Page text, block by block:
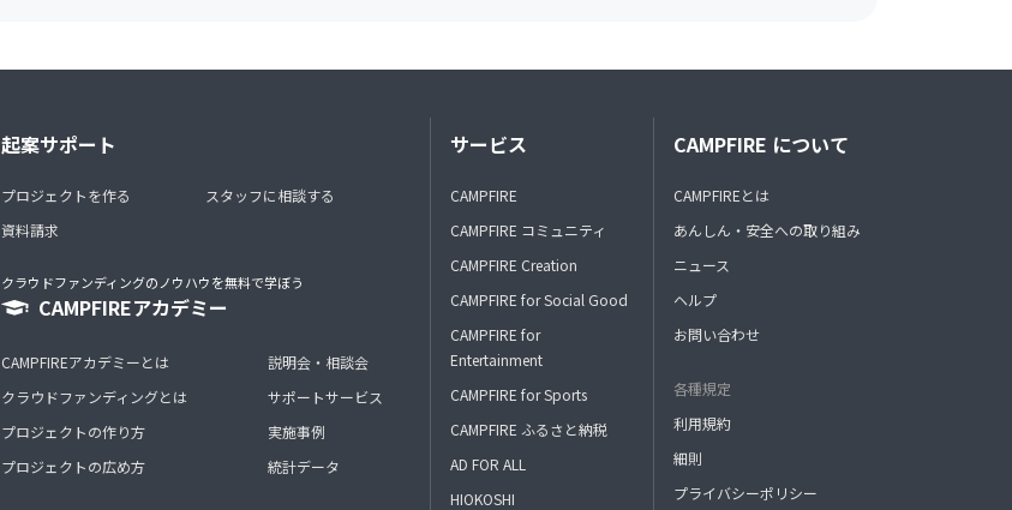
起案サポート
プロジェクトを作る
資料請求
スタッフに相談する
クラウドファンディングのノウハウを無料で学ぼう
CAMPFIREアカデミー
CAMPFIREアカデミーとは
クラウドファンディングとは
プロジェクトの作り方
プロジェクトの広め方
説明会・相談会
サポートサービス
実施事例
統計データ
サービス
CAMPFIRE
CAMPFIRE コミュニティ
CAMPFIRE Creation
CAMPFIRE for Social Good
CAMPFIRE for
Entertainment
CAMPFIRE for Sports
CAMPFIRE ふるさと納税
AD FOR ALL
HIOKOSHI
CAMPFIRE について
CAMPFIREとは
あんしん・安全への取り組み
ニュース
ヘルプ
お問い合わせ
各種規定
利用規約
細則
プライバシーポリシー